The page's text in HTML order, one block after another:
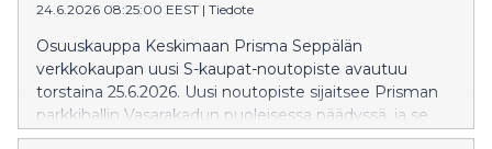
24.6.2026 08:25:00 EEST | Tiedote
Osuuskauppa Keskimaan Prisma Seppälän
verkkokaupan uusi S-kaupat-noutopiste avautuu
torstaina 25.6.2026. Uusi noutopiste sijaitsee Prisman
parkkihallin Vasarakadun puoleisessa päädyssä, ja se
tekee verkko-ostosten noutamisesta entistä